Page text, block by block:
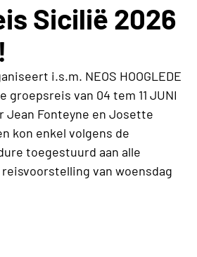
Sicilië 2026
i.s.m. NEOS HOOGLEDE
groepsreis van 04 tem 11 JUNI
Jean Fonteyne en Josette
kon enkel volgens de
toegestuurd aan alle
van woensdag